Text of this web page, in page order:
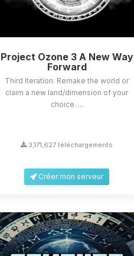
Project Ozone 3 A New Way
Forward
Third Iteration: Remake the world or
claim a new land/dimension of your
choice. ...
3,171,627 téléchargements
Créer mon serveur